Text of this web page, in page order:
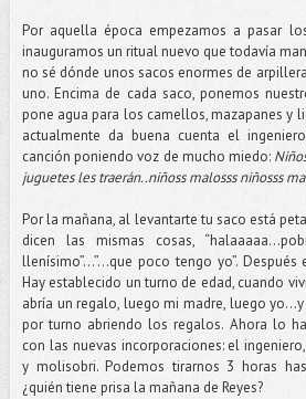
Por aquella época empezamos a pasar
inauguramos un ritual nuevo que todavía
no sé dónde unos sacos enormes de
uno. Encima de cada saco, ponemos
pone agua para los camellos, mazapanes y
actualmente da buena cuenta el
canción poniendo voz de mucho miedo:
juguetes les traerán..niñoss malosss niñosss
Por la mañana, al levantarte tu saco está
dicen las mismas cosas,
llenísimo”…”…que poco tengo yo”.
Hay establecido un turno de edad, cuando
abría un regalo, luego mi madre, luego
por turno abriendo los regalos. Ahora lo
con las nuevas incorporaciones: el
y molisobri. Podemos tirarnos 3 horas
¿quién tiene prisa la mañana de Reyes?